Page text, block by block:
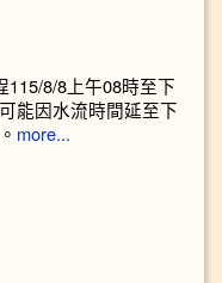
8/8上午08時至下
能因水流時間延至下
more...